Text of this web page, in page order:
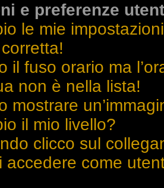
e preferenze
le mie
il fuso orario ma
non è nella lista!
mostrare
il mio livello?
clicco sul
accedere come